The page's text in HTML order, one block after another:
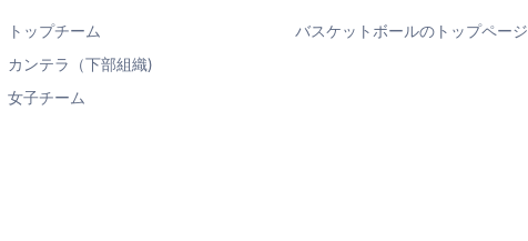
トップチーム
カンテラ（下部組織)
女子チーム
バスケットボールのトップページ